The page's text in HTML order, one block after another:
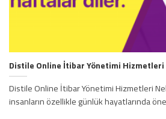
Distile Online İtibar Yönetimi
Distile Online İtibar Yönetimi Hizmetleri
insanların özellikle günlük hayatlarında